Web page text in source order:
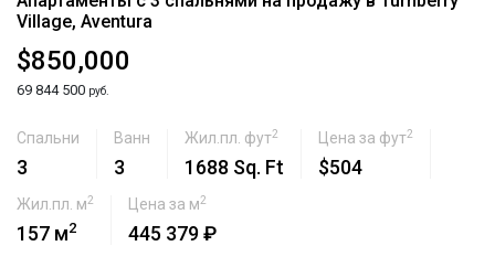
Village, Aventura
$850,000
69 844 500 руб.
Спальни
3
Ванн
3
Жил.пл. фут2
1688 Sq. Ft
Цена за фут2
$504
Жил.пл. м2
157 м2
Цена за м2
445 379 ₽